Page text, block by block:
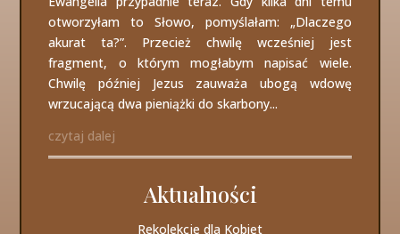
otworzyłam to Słowo, pomyślałam: „Dlaczego
akurat ta?”. Przecież chwilę wcześniej jest
fragment, o którym mogłabym napisać wiele.
Chwilę później Jezus zauważa ubogą wdowę
wrzucającą dwa pieniążki do skarbony...
czytaj dalej
Aktualności
Rekolekcje dla Kobiet